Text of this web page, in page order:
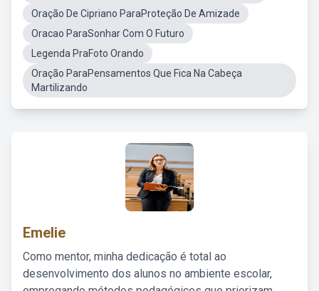
Oração De Cipriano ParaProteção De Amizade
Oracao ParaSonhar Com O Futuro
Legenda PraFoto Orando
Oração ParaPensamentos Que Fica Na Cabeça
Martilizando
Emelie
Como mentor, minha dedicação é total ao
desenvolvimento dos alunos no ambiente escolar,